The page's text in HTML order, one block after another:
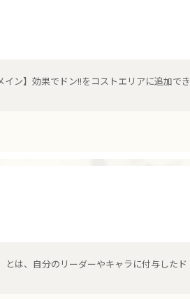
ン】効果でドン!!をコストエリアに追加でき
とは、自分のリーダーやキャラに付与したド